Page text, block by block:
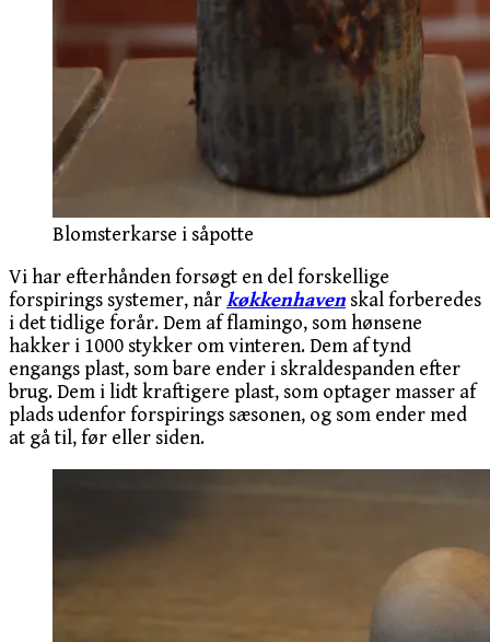
Blomsterkarse i såpotte
Vi har efterhånden forsøgt en del forskellige
forspirings systemer, nårkøkkenhaven skal forberedes
i det tidlige forår. Dem af flamingo, som hønsene
hakker i 1000 stykker om vinteren. Dem af tynd
engangs plast, som bare ender i skraldespanden efter
brug. Dem i lidt kraftigere plast, som optager masser af
plads udenfor forspirings sæsonen, og som ender med
at gå til, før eller siden.